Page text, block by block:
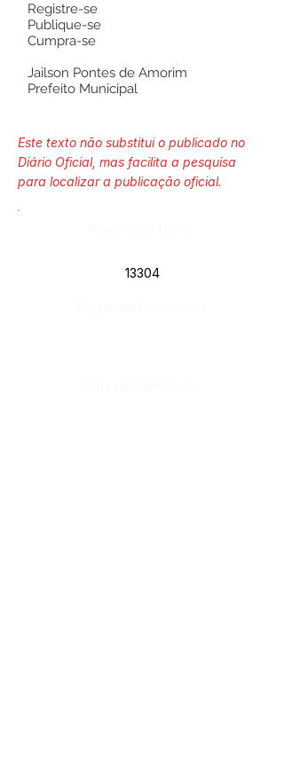
Registre-se
Publique-se
Cumpra-se
Jailson Pontes de Amorim
Prefeito Municipal
Este texto não substitui o publicado no
Diário Oficial, mas facilita a pesquisa
para localizar a publicação oficial.
13304